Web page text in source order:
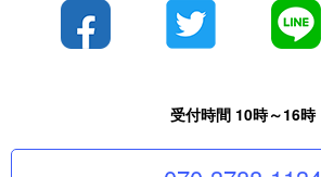
受付時間 10時～16時